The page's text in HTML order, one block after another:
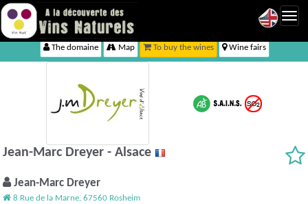
The domaine Map To buy the wines Wine fairs
Jean-Marc Dreyer - Alsace
Jean-Marc Dreyer
8 Rue de la Marne, 67560 Rosheim